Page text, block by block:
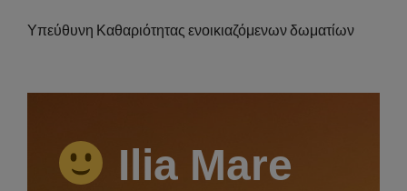
Υπεύθυνη Καθαριότητας ενοικιαζόμενων δωματίων
Ilia Mare